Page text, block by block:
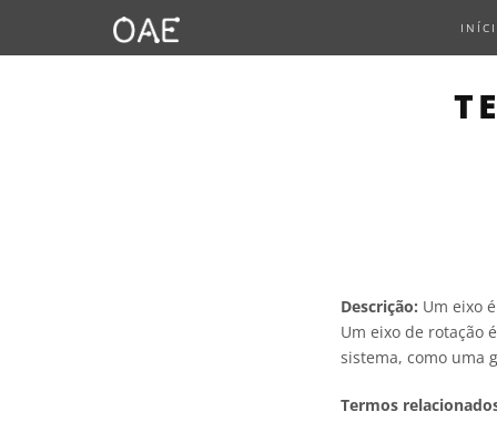
Descrição: Um eixo
Um eixo de rotação
sistema, como uma
Termos